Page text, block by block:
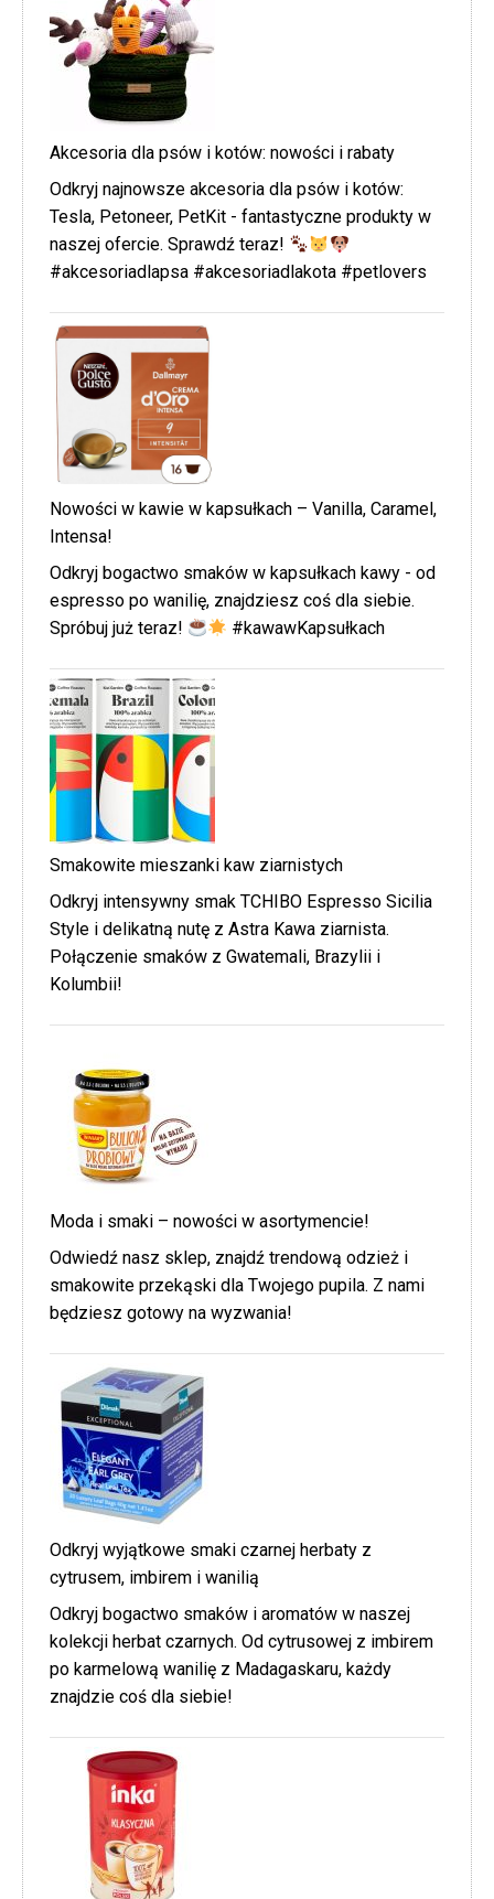
Akcesoria dla psów i kotów: nowości i rabaty
Odkryj najnowsze akcesoria dla psów i kotów:
Tesla, Petoneer, PetKit - fantastyczne produkty w
naszej ofercie. Sprawdź teraz!
#akcesoriadlapsa #akcesoriadlakota #petlovers
Nowości w kawie w kapsułkach – Vanilla, Caramel,
Intensa!
Odkryj bogactwo smaków w kapsułkach kawy - od
espresso po wanilię, znajdziesz coś dla siebie.
Spróbuj już teraz!
#kawawKapsułkach
Smakowite mieszanki kaw ziarnistych
Odkryj intensywny smak TCHIBO Espresso Sicilia
Style i delikatną nutę z Astra Kawa ziarnista.
Połączenie smaków z Gwatemali, Brazylii i
Kolumbii!
Moda i smaki – nowości w asortymencie!
Odwiedź nasz sklep, znajdź trendową odzież i
smakowite przekąski dla Twojego pupila. Z nami
będziesz gotowy na wyzwania!
Odkryj wyjątkowe smaki czarnej herbaty z
cytrusem, imbirem i wanilią
Odkryj bogactwo smaków i aromatów w naszej
kolekcji herbat czarnych. Od cytrusowej z imbirem
po karmelową wanilię z Madagaskaru, każdy
znajdzie coś dla siebie!